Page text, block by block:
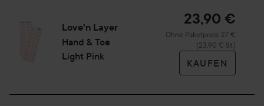
Love'n Layer
Hand & Toe ​
Light Pink​
23,90 €
Ohne Paketpreis: 27 €
(23,90 € St.)
KAUFEN